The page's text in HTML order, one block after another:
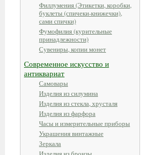
Филлумения (Этикетки, коробки,
буклеты (спичеки-книжечки),
сами спички)
Фумофилия (курительные
принадлежности)
Сувениры, копии монет
Современное искусство и
антиквариат
Самовары
Изделия из силумина
Изделия из стекла, хрусталя
Изделия из фарфора
Часы и измерительные приборы
Украшения винтажные
Зеркала